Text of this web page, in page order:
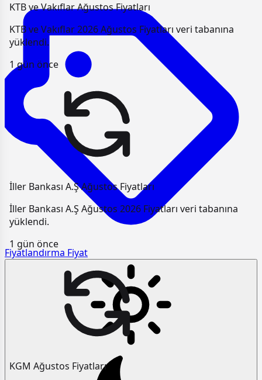
Fiyatlandırma Fiyat
KTB ve Vakıflar Ağustos Fiyatları
KTB ve Vakıflar 2026 Ağustos Fiyatları veri tabanına
yüklendi.
1 gün önce
İller Bankası A.Ş Ağustos Fiyatları
İller Bankası A.Ş Ağustos 2026 Fiyatları veri tabanına
yüklendi.
1 gün önce
KGM Ağustos Fiyatları